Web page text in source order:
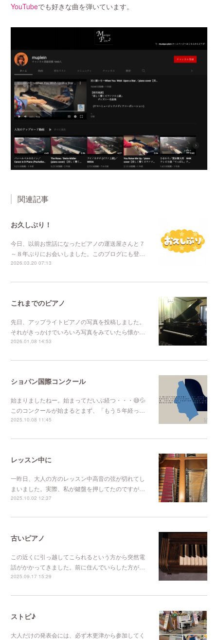
YouTubeでも好きな曲を弾いています。
関連記事
お久しぶり！
今日、以前お世話になったピアノの運送屋さんと７
～８年ぶりにお会いしました。このブログにも登…
2026.03.20 07:13
これまでのピアノ
先日、アップライトピアノの写真を投稿しました。
それがきっかけでいろいろ写真をみていたら懐か…
2026.01.08 14:53
ショパン国際コンクール
始まりましたねー。始まってだいぶ経つ・・・😅💦
このコンクールが始まるとまず、「もう５年経っ…
2025.10.08 11:45
レッスン中に
一昨日、大人の方のレッスン中高音の弦が切れてし
まいました。実際、私が鍵盤を押してたのですが…
2025.10.02 12:37
古いピアノ
この近くに引っ越してこられるという方から突然電
話がかかってきました。前に住んでいらした方が…
2025.09.17 15:29
ストピ♪
大人だけの発表会には、必ず木更津から参加してく